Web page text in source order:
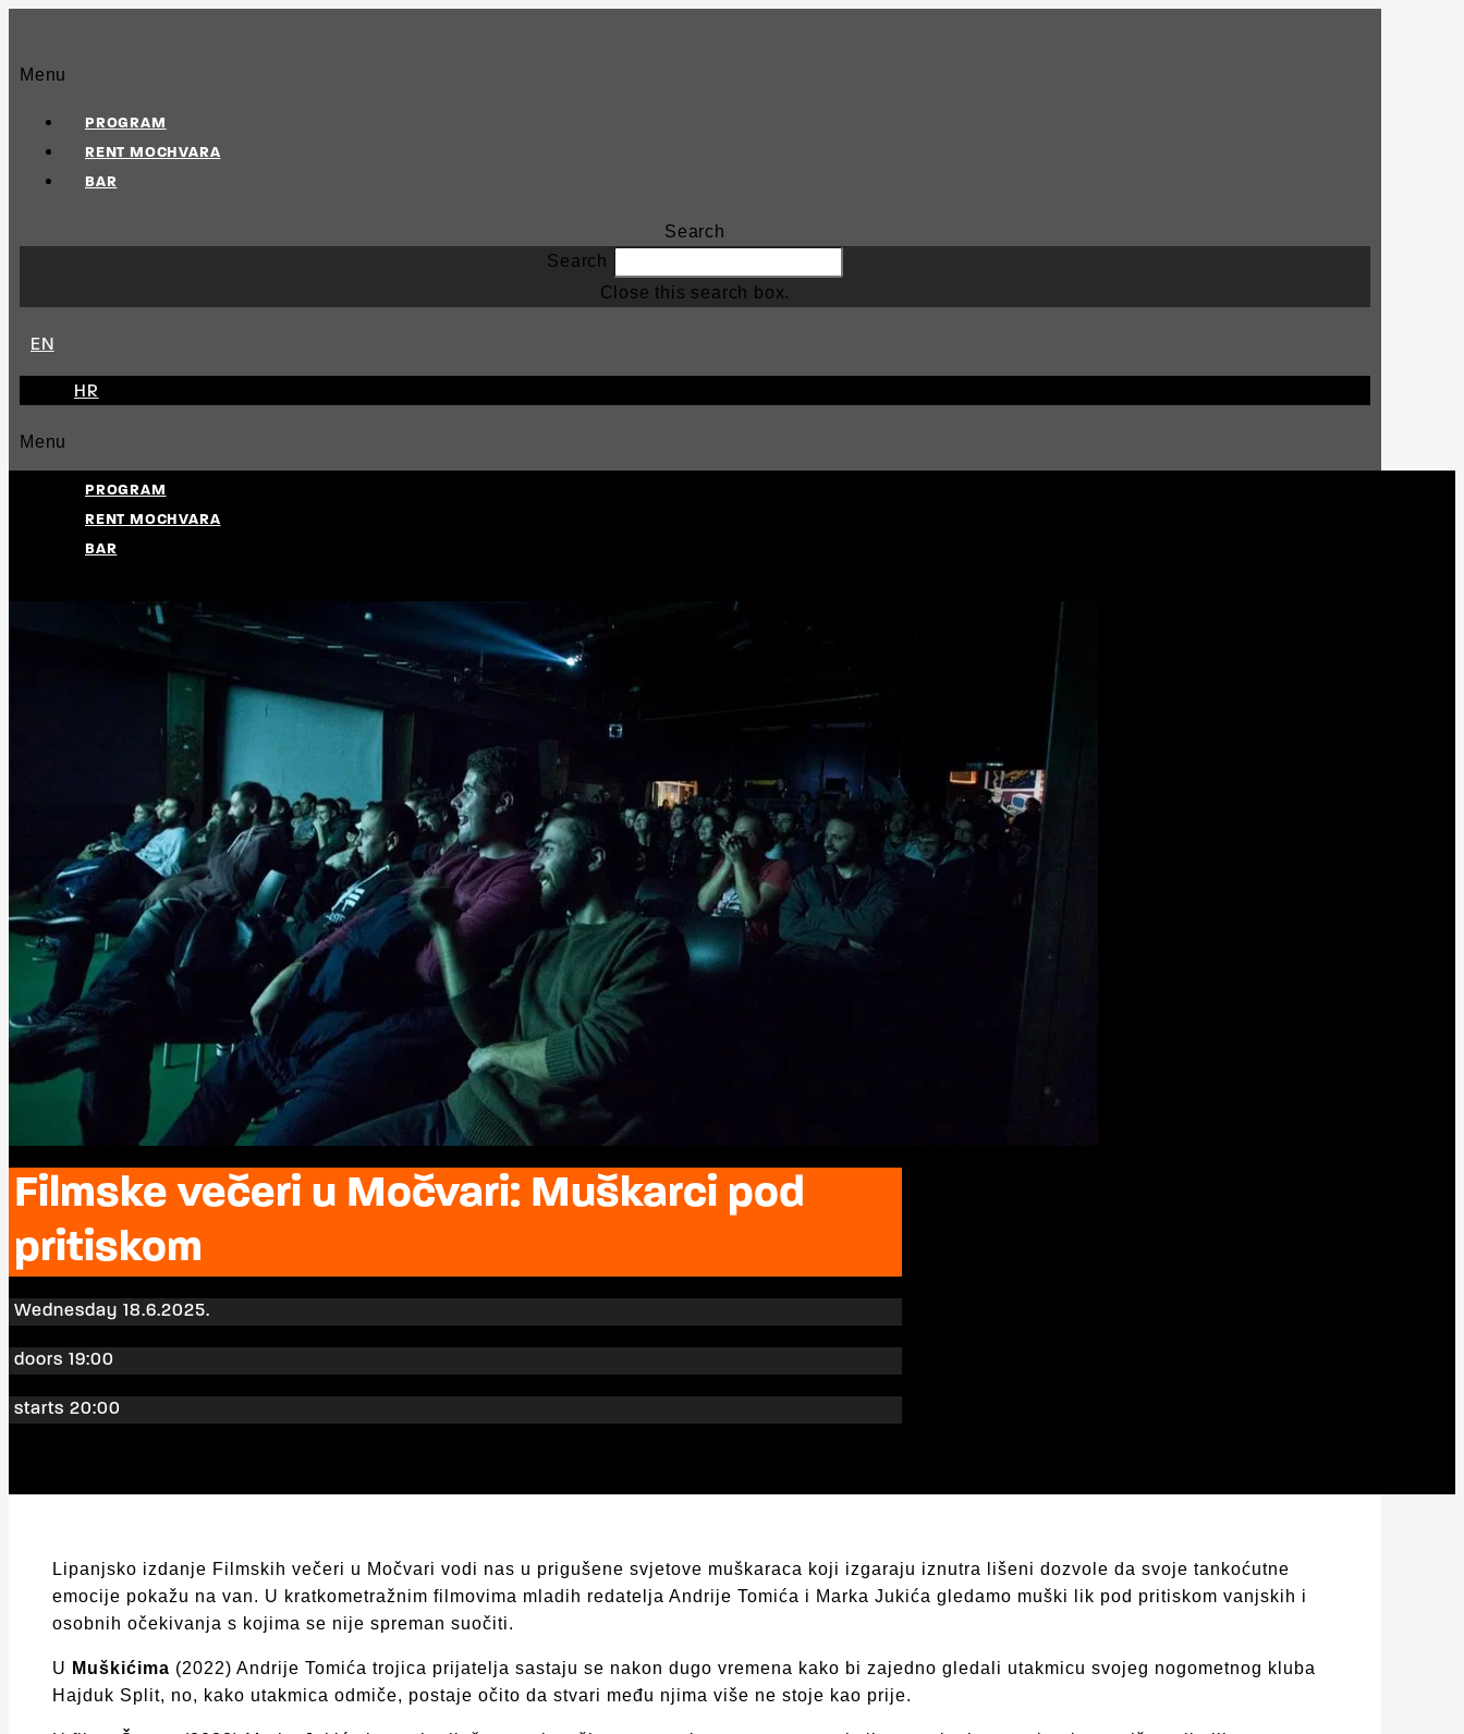
Menu
PROGRAM
RENT MOCHVARA
BAR
Search
Search
Close this search box.
EN
HR
Menu
PROGRAM
RENT MOCHVARA
BAR
Filmske večeri u Močvari: Muškarci pod
pritiskom
Wednesday 18.6.2025.
doors 19:00
starts 20:00
Lipanjsko izdanje Filmskih večeri u Močvari vodi nas u prigušene svjetove muškaraca koji izgaraju iznutra lišeni dozvole da svoje tankoćutne
emocije pokažu na van. U kratkometražnim filmovima mladih redatelja Andrije Tomića i Marka Jukića gledamo muški lik pod pritiskom vanjskih i
osobnih očekivanja s kojima se nije spreman suočiti.
U Muškićima (2022) Andrije Tomića trojica prijatelja sastaju se nakon dugo vremena kako bi zajedno gledali utakmicu svojeg nogometnog kluba
Hajduk Split, no, kako utakmica odmiče, postaje očito da stvari među njima više ne stoje kao prije.